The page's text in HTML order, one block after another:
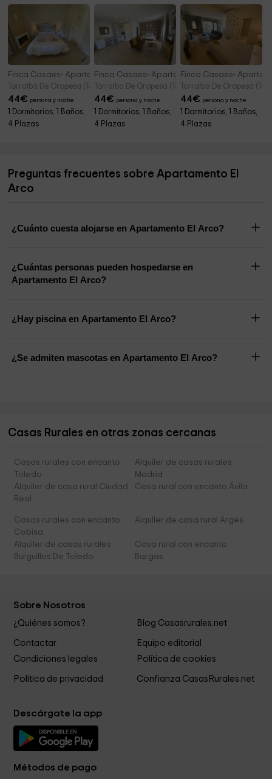
Finca Casaes- Apartamento Arbequina
Torralba De Oropesa (Toledo)
44€ persona y noche
1 Dormitorios, 1 Baños,
4 Plazas
Finca Casaes- Apartamento Arbosana
Torralba De Oropesa (Toledo)
44€ persona y noche
1 Dormitorios, 1 Baños,
4 Plazas
Finca Casaes-
Torralba De Oropesa
44€ persona y noche
1 Dormitorios, 1 Baños,
4 Plazas
Preguntas frecuentes sobre Apartamento El
Arco
¿Cuánto cuesta alojarse en Apartamento El Arco?
¿Cuántas personas pueden hospedarse en
Apartamento El Arco?
¿Hay piscina en Apartamento El Arco?
¿Se admiten mascotas en Apartamento El Arco?
Casas Rurales en otras zonas cercanas
Casas rurales con encanto
Toledo
Alquiler de casas rurales
Madrid
Alquiler de casa rural Ciudad
Real
Casa rural con encanto Ávila
Casas rurales con encanto
Cobisa
Alquiler de casa rural Arges
Alquiler de casas rurales
Burguillos De Toledo
Casa rural con encanto
Bargas
Sobre Nosotros
¿Quiénes somos? Blog Casasrurales.net
Contactar
Equipo editorial
Condiciones legales
Política de cookies
Política de privacidad Confianza CasasRurales.net
Descárgate la app
Métodos de pago